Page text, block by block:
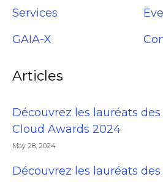
Services
GAIA-X
Articles
Découvrez les lauréats
Cloud Awards 2024
May 28, 2024
Découvrez les lauréats